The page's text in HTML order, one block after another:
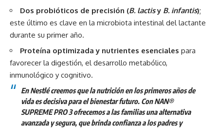
Dos probióticos de precisión (B. lactisy B. infantis);
este último es clave en la microbiota intestinal del lactante
durante su primer año.
Proteína optimizada y nutrientes esenciales para
favorecer la digestión, el desarrollo metabólico,
inmunológico y cognitivo.
En Nestlé creemos que la nutrición en los primeros años de
vida es decisiva para el bienestar futuro. Con NAN®
SUPREME PRO 3 ofrecemos a las familias una alternativa
avanzada y segura, que brinda confianza a los padres y